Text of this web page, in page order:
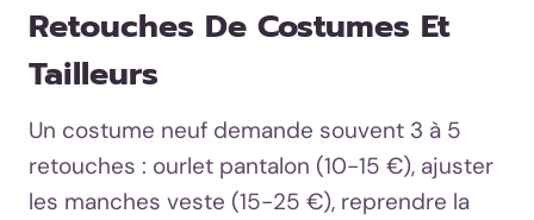
Retouches De Costumes Et
Tailleurs
Un costume neuf demande souvent 3 à 5
retouches : ourlet pantalon (10-15 €), ajuster
les manches veste (15-25 €), reprendre la